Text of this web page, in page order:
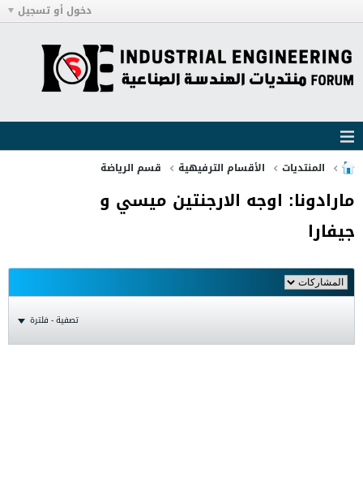
دخول أو تسجيل
المنتديات الأقسام الترفيهية قسم الرياضة
مارادونا: اوجه الارجنتين ميسي و
جيفارا
تصفية - فلترة